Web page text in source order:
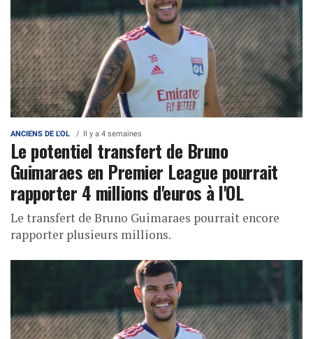
ANCIENS DE L'OL Il y a 4 semaines
Le potentiel transfert de Bruno
Guimaraes en Premier League pourrait
rapporter 4 millions d'euros à l'OL
Le transfert de Bruno Guimaraes pourrait encore
rapporter plusieurs millions.